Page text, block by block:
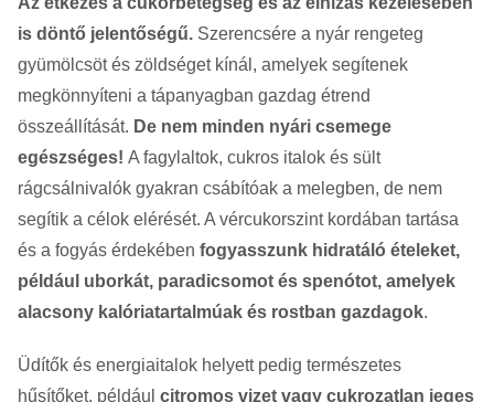
is döntő jelentőségű. Szerencsére a nyár rengeteg
gyümölcsöt és zöldséget kínál, amelyek segítenek
megkönnyíteni a tápanyagban gazdag étrend
összeállítását. De nem minden nyári csemege
egészséges! A fagylaltok, cukros italok és sült
rágcsálnivalók gyakran csábítóak a melegben, de nem
segítik a célok elérését. A vércukorszint kordában tartása
és a fogyás érdekében fogyasszunk hidratáló ételeket,
például uborkát, paradicsomot és spenótot, amelyek
alacsony kalóriatartalmúak és rostban gazdagok.
Üdítők és energiaitalok helyett pedig természetes
hűsítőket, például citromos vizet vagy cukrozatlan jeges